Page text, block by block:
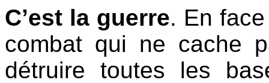
C’est la guerre. En
combat qui ne cache
détruire toutes les